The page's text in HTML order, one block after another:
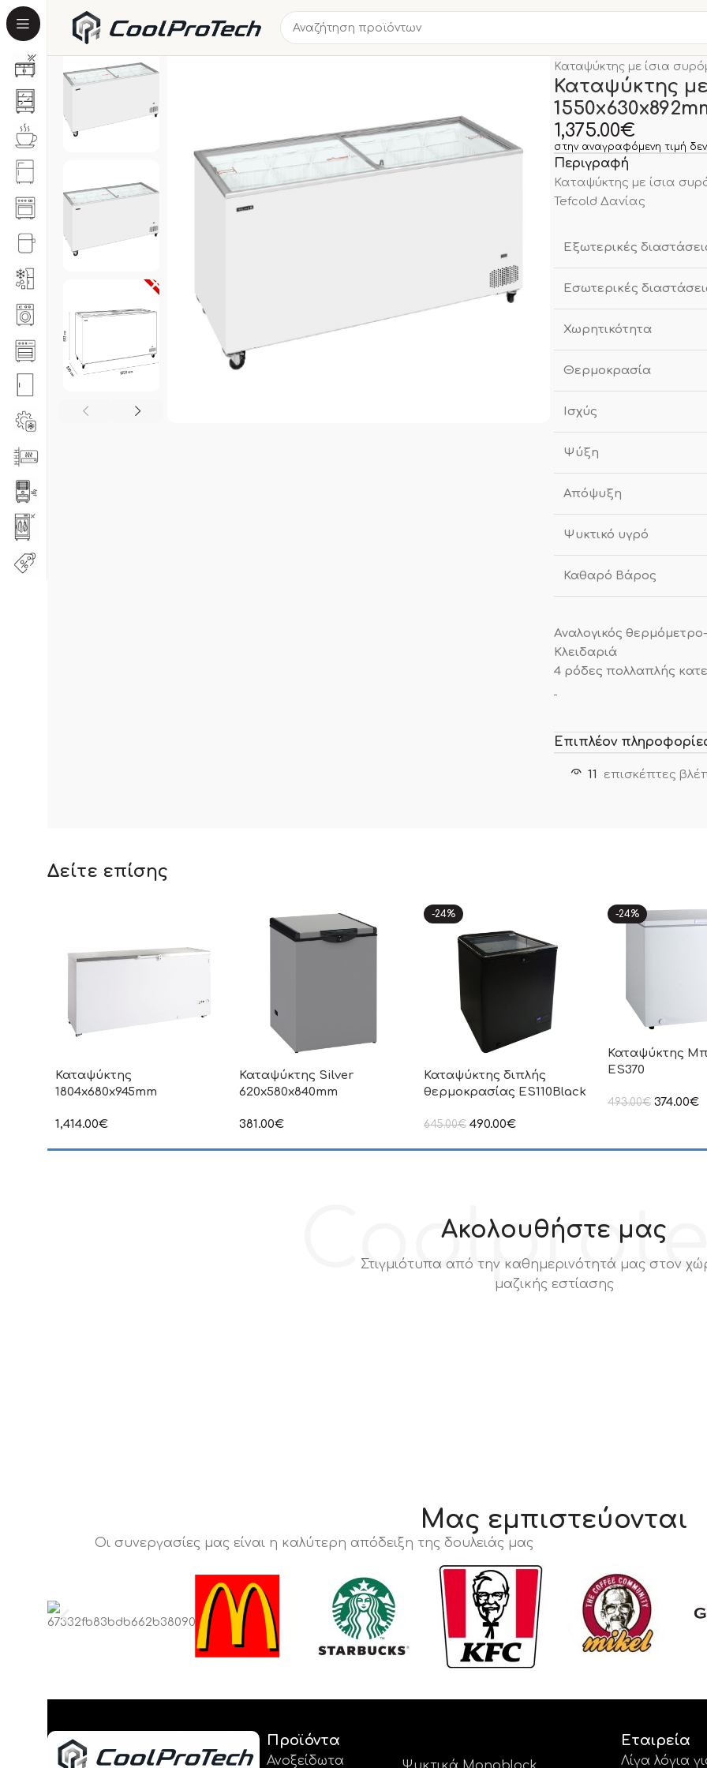
Καταψύκτης με ίσια
Καταψύκτης
1,375.00€
στην αναγραφόμενη τιμή
Περιγραφή
Καταψύκτης με ίσια
Tefcold Δανίας
Εξωτερικές
Εσωτερικές
Χωρητικότητα
Θερμοκρασία
Ισχύς
Ψύξη
Απόψυξη
Ψυκτικό υγρό
Καθαρό Βάρος
Αναλογικός θερμόμετρο-
Κλειδαριά
4 ρόδες πολλαπλής
Επιπλέον
11 επισκέπτες
Δείτε επίσης
Καταψύκτης
1804x680x945mm
1,414.00€
συμπεριλαμβάνεται Φ.Π.Α
Καταψύκτης Silver
620x580x840mm
381.00€
συμπεριλαμβάνεται Φ.Π.Α
-24%
Καταψύκτης διπλής
θερμοκρασίας ES110Black
645.00€ 490.00€
συμπεριλαμβάνεται Φ.Π.Α
-24%
Καταψύκτης
ES370
493.00€ 374.00€
Ακολουθήστε μας
Στιγμιότυπα από την καθημερινότητά μας στον
μαζικής εστίασης
Μας εμπιστεύονται
Οι συνεργασίες μας είναι η καλύτερη απόδειξη της δουλειάς μας
Προϊόντα
Ανοξείδωτα
Εταιρεία
Λίγα λόγια